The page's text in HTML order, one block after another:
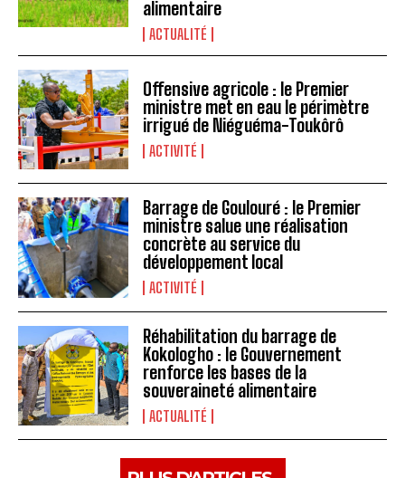
alimentaire
ACTUALITÉ
Offensive agricole : le Premier
ministre met en eau le périmètre
irrigué de Niéguéma-Toukôrô
ACTIVITÉ
Barrage de Goulouré : le Premier
ministre salue une réalisation
concrète au service du
développement local
ACTIVITÉ
Réhabilitation du barrage de
Kokologho : le Gouvernement
renforce les bases de la
souveraineté alimentaire ‎
ACTUALITÉ